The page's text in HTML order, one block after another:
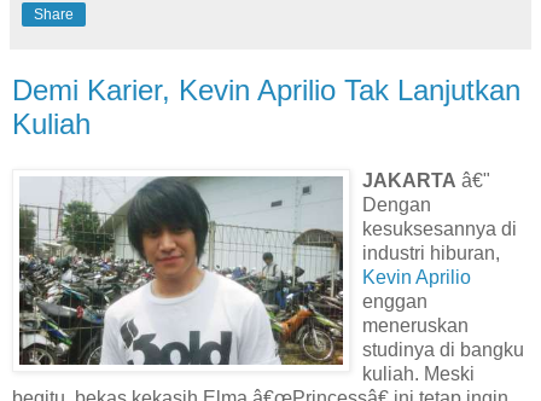
Share
Demi Karier, Kevin Aprilio Tak Lanjutkan
Kuliah
JAKARTA â€"
Dengan
kesuksesannya di
industri hiburan,
Kevin Aprilio
enggan
meneruskan
studinya di bangku
kuliah. Meski